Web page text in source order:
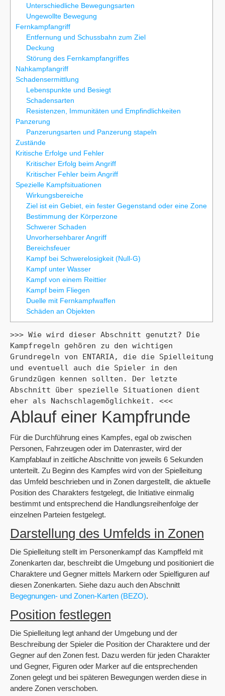
Unterschiedliche Bewegungsarten
Ungewollte Bewegung
Fernkampfangriff
Entfernung und Schussbahn zum Ziel
Deckung
Störung des Fernkampfangriffes
Nahkampfangriff
Schadensermittlung
Lebenspunkte und Besiegt
Schadensarten
Resistenzen, Immunitäten und Empfindlichkeiten
Panzerung
Panzerungsarten und Panzerung stapeln
Zustände
Kritische Erfolge und Fehler
Kritischer Erfolg beim Angriff
Kritischer Fehler beim Angriff
Spezielle Kampfsituationen
Wirkungsbereiche
Ziel ist ein Gebiet, ein fester Gegenstand oder eine Zone
Bestimmung der Körperzone
Schwerer Schaden
Unvorhersehbarer Angriff
Bereichsfeuer
Kampf bei Schwerelosigkeit (Null-G)
Kampf unter Wasser
Kampf von einem Reittier
Kampf beim Fliegen
Duelle mit Fernkampfwaffen
Schäden an Objekten
>>> Wie wird dieser Abschnitt genutzt? Die
Kampfregeln gehören zu den wichtigen
Grundregeln von ENTARIA, die die Spielleitung
und eventuell auch die Spieler in den
Grundzügen kennen sollten. Der letzte
Abschnitt über spezielle Situationen dient
eher als Nachschlagemöglichkeit. <<<
Ablauf einer Kampfrunde
Für die Durchführung eines Kampfes, egal ob zwischen
Personen, Fahrzeugen oder im Datenraster, wird der
Kampfablauf in zeitliche Abschnitte von jeweils 6 Sekunden
unterteilt. Zu Beginn des Kampfes wird von der Spielleitung
das Umfeld beschrieben und in Zonen dargestellt, die aktuelle
Position des Charakters festgelegt, die Initiative einmalig
bestimmt und entsprechend die Handlungsreihenfolge der
einzelnen Parteien festgelegt.
Darstellung des Umfelds in Zonen
Die Spielleitung stellt im Personenkampf das Kampffeld mit
Zonenkarten dar, beschreibt die Umgebung und positioniert die
Charaktere und Gegner mittels Markern oder Spielfiguren auf
diesen Zonenkarten. Siehe dazu auch den Abschnitt
Begegnungen- und Zonen-Karten (BEZO).
Position festlegen
Die Spielleitung legt anhand der Umgebung und der
Beschreibung der Spieler die Position der Charaktere und der
Gegner auf den Zonen fest. Dazu werden für jeden Charakter
und Gegner, Figuren oder Marker auf die entsprechenden
Zonen gelegt und bei späteren Bewegungen werden diese in
andere Zonen verschoben.